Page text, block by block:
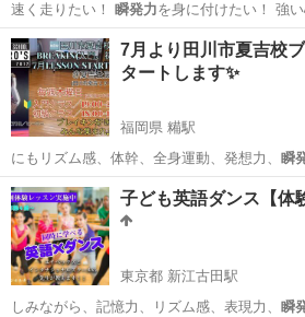
速く走りたい！ 瞬発力を身に付けたい！ 強
大阪 大阪市 姫島駅 その他 能
7月より田川市夏吉校
タートします✨
福岡県 糒駅
にもリズム感、体幹、全身運動、発想力、 瞬
出来ます♫ インス…
福岡 田川市 糒駅 ブレイクダン
子ども英語ダンス【体
東京都 新江古田駅
しみながら、記憶力、リズム感、表現力、 瞬